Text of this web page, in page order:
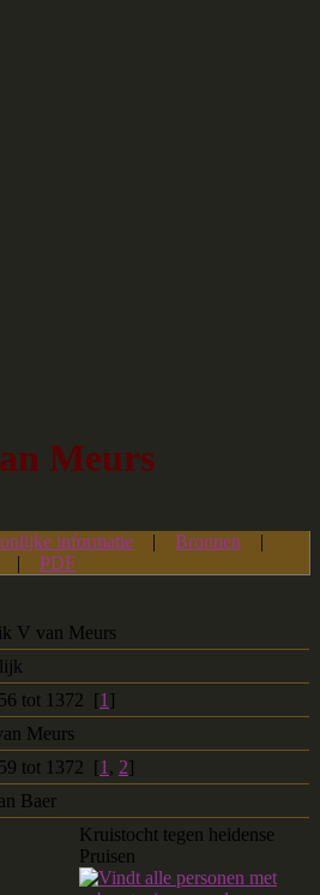
Meurs
informatie | Bronnen |
| PDF
V van Meurs
tot 1372 [1]
Meurs
tot 1372 [1, 2]
Baer
Kruistocht tegen heidense
Pruisen